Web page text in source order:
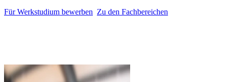
Für Werkstudium bewerben Zu den Fachbereichen